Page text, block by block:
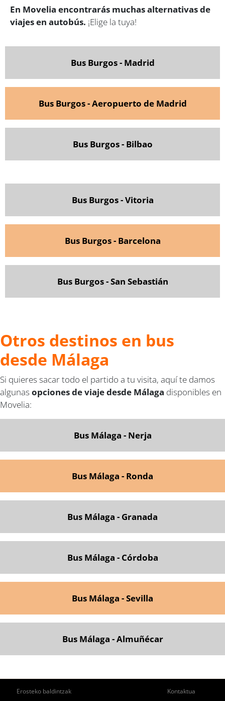
En Movelia encontrarás muchas alternativas de
viajes en autobús. ¡Elige la tuya!
Bus Burgos - Madrid
Bus Burgos - Aeropuerto de Madrid
Bus Burgos - Bilbao
Bus Burgos - Vitoria
Bus Burgos - Barcelona
Bus Burgos - San Sebastián
Otros destinos en bus
desde Málaga
Si quieres sacar todo el partido a tu visita, aquí te damos
algunas opciones de viaje desde Málaga disponibles en
Movelia:
Bus Málaga - Nerja
Bus Málaga - Ronda
Bus Málaga - Granada
Bus Málaga - Córdoba
Bus Málaga - Sevilla
Bus Málaga - Almuñécar
Erosteko baldintzak Kontaktua